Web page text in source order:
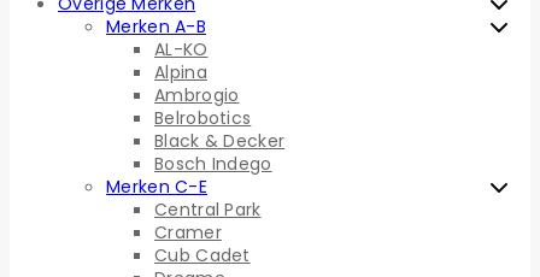
Merken A-B
AL-KO
Alpina
Ambrogio
Belrobotics
Black & Decker
Bosch Indego
Merken C-E
Central Park
Cramer
Cub Cadet